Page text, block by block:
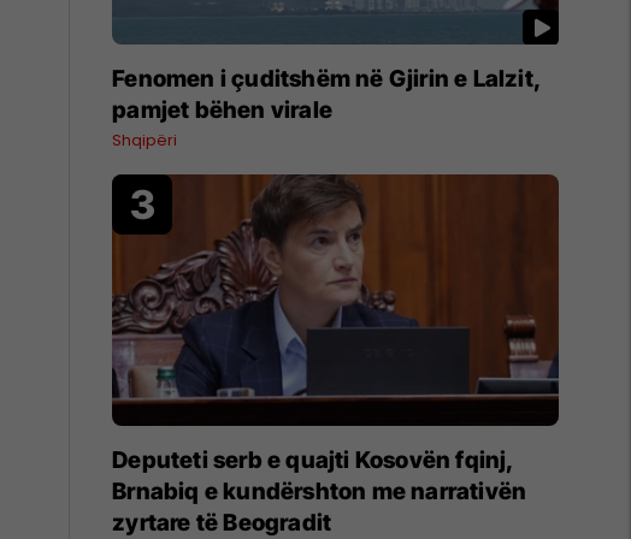
Fenomen i çuditshëm në Gjirin e Lalzit,
pamjet bëhen virale
Shqipëri
Deputeti serb e quajti Kosovën fqinj,
Brnabiq e kundërshton me narrativën
zyrtare të Beogradit